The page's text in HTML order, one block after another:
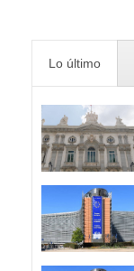
Lo último